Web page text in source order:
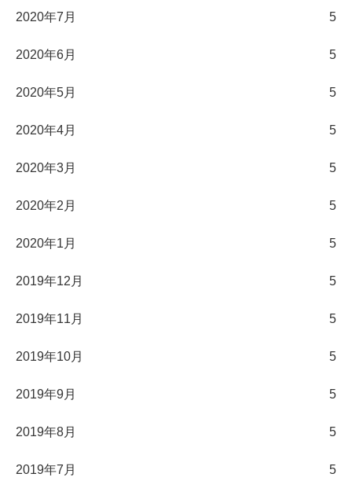
2020年7月 5
2020年6月 5
2020年5月 5
2020年4月 5
2020年3月 5
2020年2月 5
2020年1月 5
2019年12月 5
2019年11月 5
2019年10月 5
2019年9月 5
2019年8月 5
2019年7月 5